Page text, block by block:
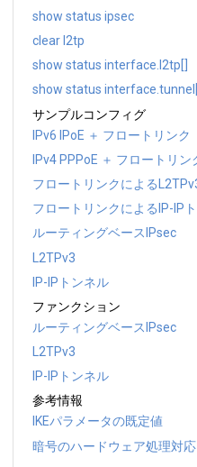
show status ipsec
clear l2tp
show status interface.l2tp[]
show status interface.tunnel[]
サンプルコンフィグ
IPv6 IPoE ＋ フロートリンク
IPv4 PPPoE ＋ フロートリン
フロートリンクによる
フロートリンクによるIP-IPト
ルーティングベースIPsec
L2TPv3
IP-IPトンネル
ファンクション
ルーティングベースIPsec
L2TPv3
IP-IPトンネル
参考情報
IKEパラメータの既定値
暗号のハードウェア処理対応